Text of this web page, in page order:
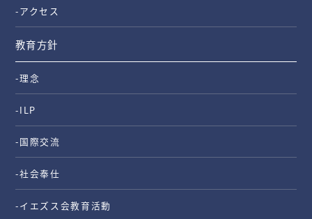
-アクセス
教育方針
-理念
-ILP
-国際交流
-社会奉仕
-イエズス会教育活動